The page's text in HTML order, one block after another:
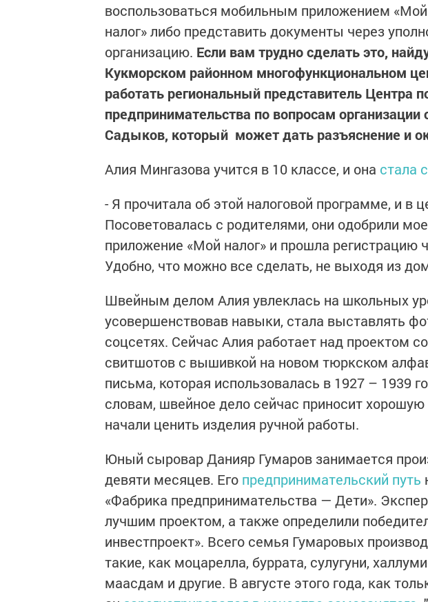
воспользоваться мобильным приложением
налог» либо представить документы через
организацию. Если вам трудно сделать это,
Кукморском районном многофункциональном
работать региональный представитель Центра
предпринимательства по вопросам
Садыков, который может дать разъяснение и
Алия Мингазова учится в 10 классе, и она стала
- Я прочитала об этой налоговой программе, и в
Посоветовалась с родителями, они одобрили
приложение «Мой налог» и прошла регистрацию
Удобно, что можно все сделать, не выходя из
Швейным делом Алия увлеклась на школьных
усовершенствовав навыки, стала выставлять
соцсетях. Сейчас Алия работает над проектом
свитшотов с вышивкой на новом тюркском
письма, которая использовалась в 1927 – 1939
словам, швейное дело сейчас приносит
начали ценить изделия ручной работы.
Юный сыровар Данияр Гумаров занимается
девяти месяцев. Его предпринимательский путь
«Фабрика предпринимательства — Дети».
лучшим проектом, а также определили
инвестпроект». Всего семья Гумаровых
такие, как моцарелла, буррата, сулугуни,
маасдам и другие. В августе этого года, как